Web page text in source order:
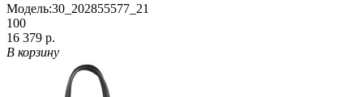
Модель:30_202855577_21
100
16 379 р.
В корзину